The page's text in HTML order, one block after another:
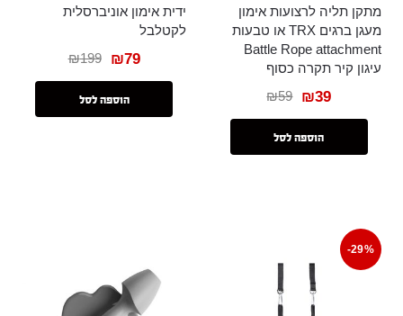
מתקן תליה לרצועות אימון
מעגן ברגים TRX או טבעות
Battle Rope attachment
עיגון קיר תקרה כסוף
₪59 ₪39
הוספה לסל
ידית אימון אוניברסלית
לקטלבל
₪199 ₪79
הוספה לסל
-29%